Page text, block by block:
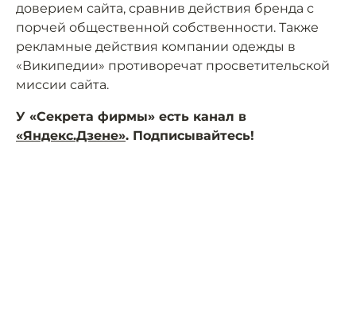
доверием сайта, сравнив действия бренда с
порчей общественной собственности. Также
рекламные действия компании одежды в
«Википедии» противоречат просветительской
миссии сайта.
У «Секрета фирмы» есть канал в
«Яндекс.Дзене». Подписывайтесь!